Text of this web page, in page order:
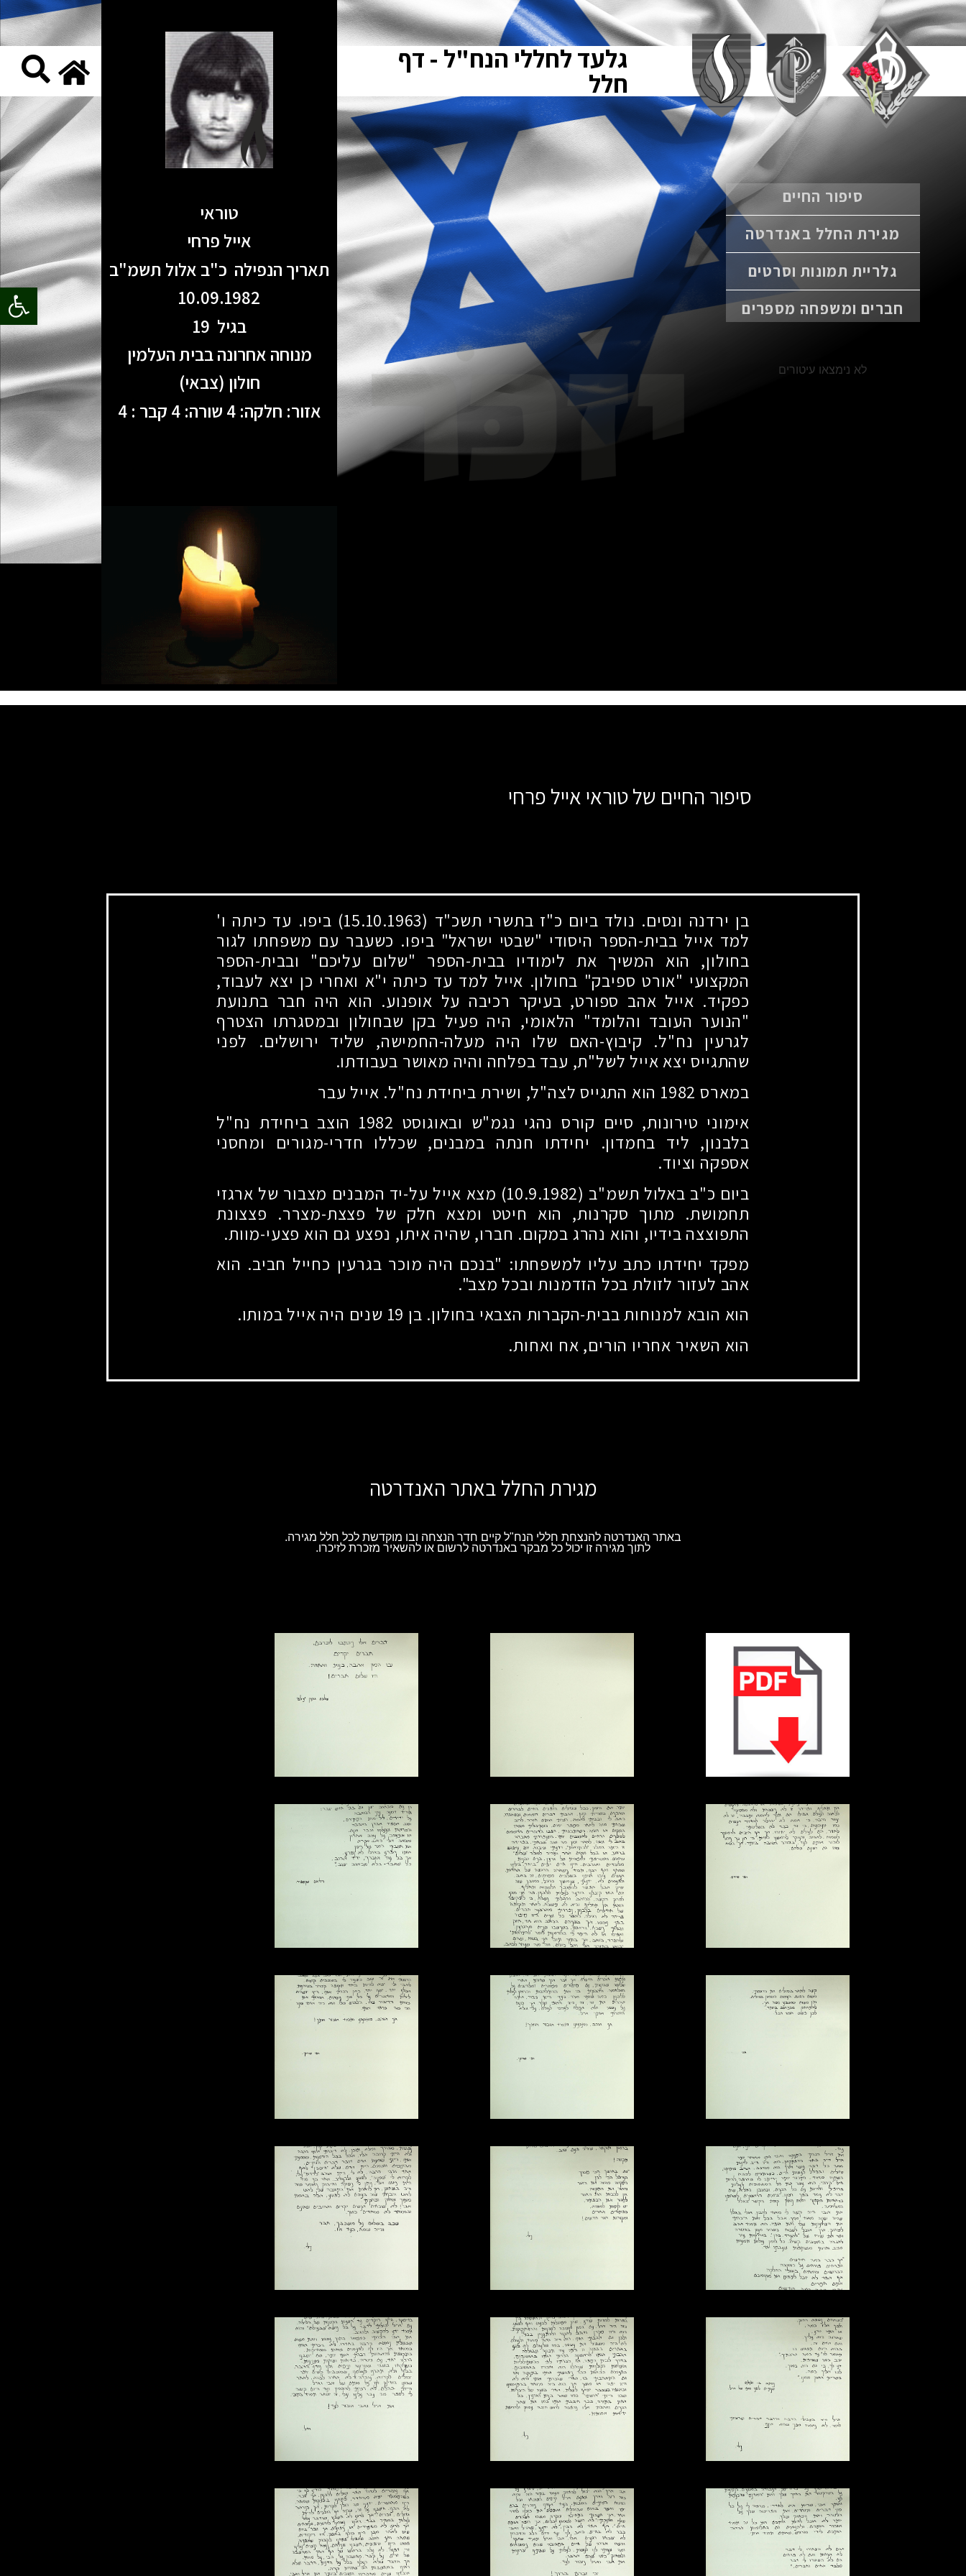
פתח
גלעד לחללי הנח"ל - דף
חלל
סיפור החיים
מגירת החלל באנדרטה
גלריית תמונות וסרטים
חברים ומשפחה מספרים
לא נימצאו עיטורים
טוראי
אייל פרחי
תאריך הנפילה כ"ב אלול תשמ"ב
10.09.1982
בגיל 19
מנוחה אחרונה בבית העלמין
חולון (צבאי)
אזור: חלקה: 4 שורה: 4 קבר : 4
סיפור החיים של טוראי אייל פרחי
בן ירדנה ונסים. נולד ביום כ"ז בתשרי תשכ"ד (15.10.1963)
ביפו. עד כיתה ו'
למד אייל בבית-הספר היסודי "שבטי ישראל" ביפו. כשעבר עם משפחתו לגור
בחולון, הוא המשיך את לימודיו בבית-הספר "שלום עליכם" ובבית-הספר
המקצועי "אורט ספיבק" בחולון. אייל למד עד כיתה י"א ואחרי כן יצא לעבוד,
כפקיד. אייל אהב ספורט, בעיקר רכיבה על אופנוע. הוא היה חבר בתנועת
"הנוער העובד והלומד" הלאומי, היה פעיל בקן שבחולון ובמסגרתו הצטרף
לגרעין נח"ל. קיבוץ-האם שלו היה מעלה-החמישה, שליד ירושלים. לפני
שהתגייס יצא אייל לשל"ת, עבד בפלחה והיה מאושר בעבודתו.
במארס 1982 הוא התגייס לצה"ל, ושירת ביחידת נח"ל. אייל עבר
אימוני טירונות, סיים קורס נהגי נגמ"ש ובאוגוסט 1982 הוצב ביחידת נח"ל
בלבנון, ליד בחמדון. יחידתו חנתה במבנים, שכללו חדרי-מגורים ומחסני
אספקה וציוד.
ביום כ"ב באלול תשמ"ב (10.9.1982)
מצא אייל על-יד המבנים מצבור של ארגזי
תחמושת. מתוך סקרנות, הוא חיטט ומצא חלק של פצצת-מצרר. פצצונת
התפוצצה בידיו, והוא נהרג במקום. חברו, שהיה איתו, נפצע גם הוא פצעי-מוות.
מפקד יחידתו כתב עליו למשפחתו: "בנכם היה מוכר בגרעין כחייל חביב. הוא
אהב לעזור לזולת בכל הזדמנות ובכל מצב".
הוא הובא למנוחות בבית-הקברות הצבאי בחולון. בן 19 שנים היה אייל במותו.
הוא השאיר אחריו הורים, אח ואחות.
מגירת החלל באתר האנדרטה
באתר האנדרטה להנצחת חללי הנח"ל קיים חדר הנצחה ובו מוקדשת לכל חלל מגירה.
לתוך מגירה זו יכול כל מבקר באנדרטה לרשום או להשאיר מזכרת לזיכרו.